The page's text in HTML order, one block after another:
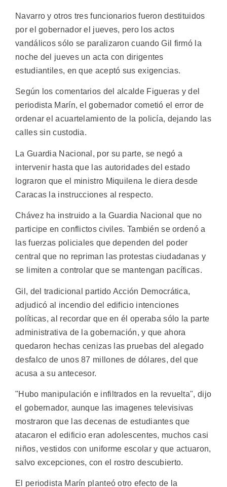
Navarro y otros tres funcionarios fueron destituidos
por el gobernador el jueves, pero los actos
vandálicos sólo se paralizaron cuando Gil firmó la
noche del jueves un acta con dirigentes
estudiantiles, en que aceptó sus exigencias.
Según los comentarios del alcalde Figueras y del
periodista Marín, el gobernador cometió el error de
ordenar el acuartelamiento de la policía, dejando las
calles sin custodia.
La Guardia Nacional, por su parte, se negó a
intervenir hasta que las autoridades del estado
lograron que el ministro Miquilena le diera desde
Caracas la instrucciones al respecto.
Chávez ha instruido a la Guardia Nacional que no
participe en conflictos civiles. También se ordenó a
las fuerzas policiales que dependen del poder
central que no repriman las protestas ciudadanas y
se limiten a controlar que se mantengan pacíficas.
Gil, del tradicional partido Acción Democrática,
adjudicó al incendio del edificio intenciones
políticas, al recordar que en él operaba sólo la parte
administrativa de la gobernación, y que ahora
quedaron hechas cenizas las pruebas del alegado
desfalco de unos 87 millones de dólares, del que
acusa a su antecesor.
"Hubo manipulación e infiltrados en la revuelta", dijo
el gobernador, aunque las imagenes televisivas
mostraron que las decenas de estudiantes que
atacaron el edificio eran adolescentes, muchos casi
niños, vestidos con uniforme escolar y que actuaron,
salvo excepciones, con el rostro descubierto.
El periodista Marín planteó otro efecto de la